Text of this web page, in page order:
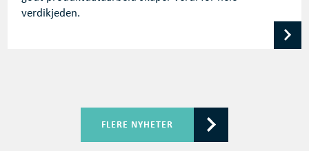
verdikjeden.
FLERE NYHETER